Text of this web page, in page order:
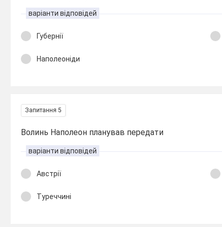
варіанти відповідей
Губернії
Наполеоніди
Запитання 5
Волинь Наполеон планував передати
варіанти відповідей
Австрії
Туреччині